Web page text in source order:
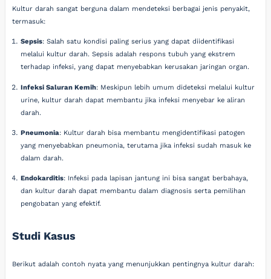
Kultur darah sangat berguna dalam mendeteksi berbagai jenis penyakit,
termasuk:
Sepsis: Salah satu kondisi paling serius yang dapat diidentifikasi
melalui kultur darah. Sepsis adalah respons tubuh yang ekstrem
terhadap infeksi, yang dapat menyebabkan kerusakan jaringan organ.
Infeksi Saluran Kemih: Meskipun lebih umum dideteksi melalui kultur
urine, kultur darah dapat membantu jika infeksi menyebar ke aliran
darah.
Pneumonia: Kultur darah bisa membantu mengidentifikasi patogen
yang menyebabkan pneumonia, terutama jika infeksi sudah masuk ke
dalam darah.
Endokarditis: Infeksi pada lapisan jantung ini bisa sangat berbahaya,
dan kultur darah dapat membantu dalam diagnosis serta pemilihan
pengobatan yang efektif.
Studi Kasus
Berikut adalah contoh nyata yang menunjukkan pentingnya kultur darah: